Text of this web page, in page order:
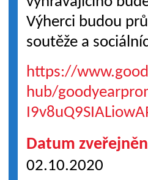
Výherci budou
soutěže a
https://
hub/
Datum
02.10.2020